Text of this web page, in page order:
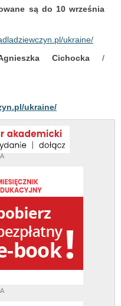
są do 10 września
ukraine/
Cichocka /
ukraine/